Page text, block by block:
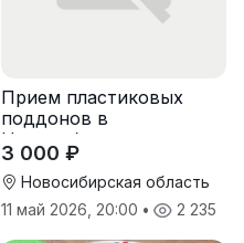
Прием пластиковых
поддонов в
Новосибирске
3 000 ₽
Новосибирская область
11 май 2026, 20:00 • 2 235